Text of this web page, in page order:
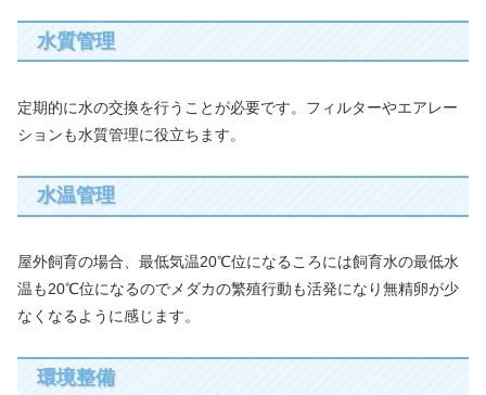
水質管理
定期的に水の交換を行うことが必要です。フィルターやエアレー
ションも水質管理に役立ちます。
水温管理
屋外飼育の場合、最低気温20℃位になるころには飼育水の最低水
温も20℃位になるのでメダカの繁殖行動も活発になり無精卵が少
なくなるように感じます。
環境整備